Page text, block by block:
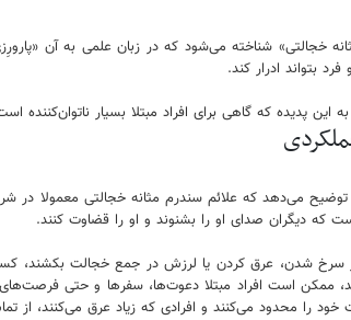
بتواند ادرار کند.
این پدیده که گاهی برای افراد مبتلا بسیار ناتوان‌کننده
توضیح می‌دهد که علائم سندرم مثانه خجالتی معمولا
که دیگران صدای او را بشنوند و او را قضاوت کنند.
شدن، عرق کردن یا لرزش در جمع خجالت بکشند،
ممکن است افراد مبتلا دعوت‌ها، سفرها و حتی
را محدود می‌کنند و افرادی که زیاد عرق می‌کنند، از